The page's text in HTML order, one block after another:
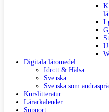
Digitala läromedel
Idrott & Hälsa
Svenska
Svenska som
Kurslitteratur
Lärarkalender
Support